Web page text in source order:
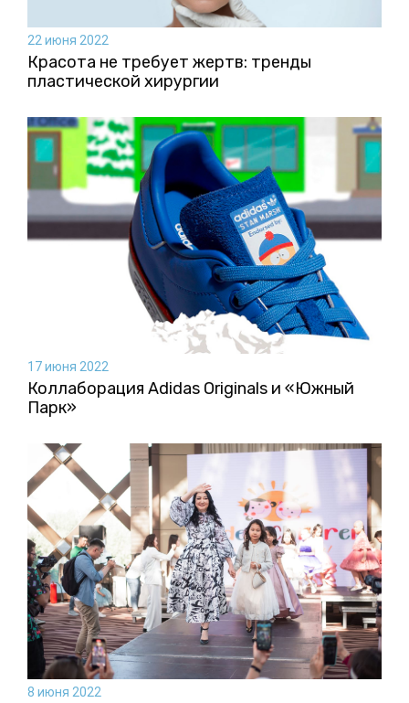
22 июня 2022
Красота не требует жертв: тренды
пластической хирургии
17 июня 2022
Коллаборация Аdidas Originals и «Южный
Парк»
8 июня 2022